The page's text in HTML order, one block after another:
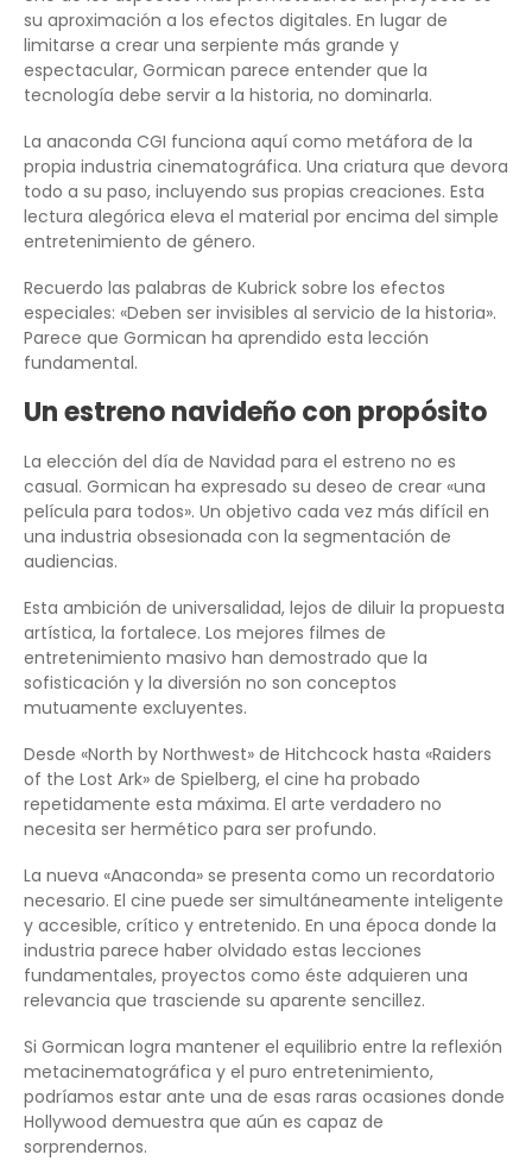
su aproximación a los efectos digitales. En lugar de
limitarse a crear una serpiente más grande y
espectacular, Gormican parece entender que la
tecnología debe servir a la historia, no dominarla.
La anaconda CGI funciona aquí como metáfora de la
propia industria cinematográfica. Una criatura que devora
todo a su paso, incluyendo sus propias creaciones. Esta
lectura alegórica eleva el material por encima del simple
entretenimiento de género.
Recuerdo las palabras de Kubrick sobre los efectos
especiales: «Deben ser invisibles al servicio de la historia».
Parece que Gormican ha aprendido esta lección
fundamental.
Un estreno navideño con propósito
La elección del día de Navidad para el estreno no es
casual. Gormican ha expresado su deseo de crear «una
película para todos». Un objetivo cada vez más difícil en
una industria obsesionada con la segmentación de
audiencias.
Esta ambición de universalidad, lejos de diluir la propuesta
artística, la fortalece. Los mejores filmes de
entretenimiento masivo han demostrado que la
sofisticación y la diversión no son conceptos
mutuamente excluyentes.
Desde «North by Northwest» de Hitchcock hasta «Raiders
of the Lost Ark» de Spielberg, el cine ha probado
repetidamente esta máxima. El arte verdadero no
necesita ser hermético para ser profundo.
La nueva «Anaconda» se presenta como un recordatorio
necesario. El cine puede ser simultáneamente inteligente
y accesible, crítico y entretenido. En una época donde la
industria parece haber olvidado estas lecciones
fundamentales, proyectos como éste adquieren una
relevancia que trasciende su aparente sencillez.
Si Gormican logra mantener el equilibrio entre la reflexión
metacinematográfica y el puro entretenimiento,
podríamos estar ante una de esas raras ocasiones donde
Hollywood demuestra que aún es capaz de
sorprendernos.